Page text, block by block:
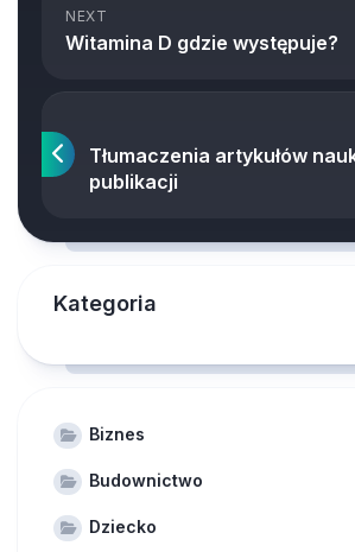
NEXT
Witamina D gdzie występuje?
Tłumaczenia artykułów
publikacji
Kategoria
Biznes
Budownictwo
Dziecko